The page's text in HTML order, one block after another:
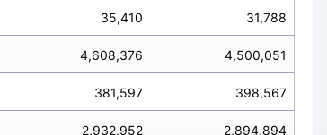
35,410 31,788
4,608,376 4,500,051
381,597 398,567
2,932,952 2,894,894